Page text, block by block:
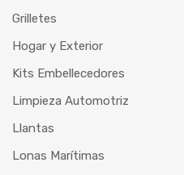
Grilletes
Hogar y Exterior
Kits Embellecedores
Limpieza Automotriz
Llantas
Lonas Marítimas